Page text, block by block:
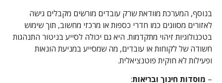
בנוסף, המערכת מוודאת שרק עובדים מורשים מקבלים גישה
לאזורים מסווגים כמו חדרי כספות או מרכזי מחשוב, תוך שימוש
בטכנולוגיות זיהוי מתקדמות. היא גם יכולה לסייע בניטור התנהגות
חשודה של לקוחות או עובדים, מה שמסייע במניעת הונאות
ופעילות לא חוקית פוטנציאלית.
– מוסדות חינוך ובריאות: